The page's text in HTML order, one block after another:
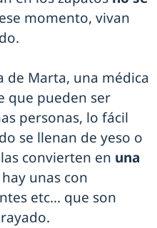
momento, vivan
de Marta, una médica
que pueden ser
personas, lo fácil
se llenan de yeso o
convierten en una
unas con
etc… que son